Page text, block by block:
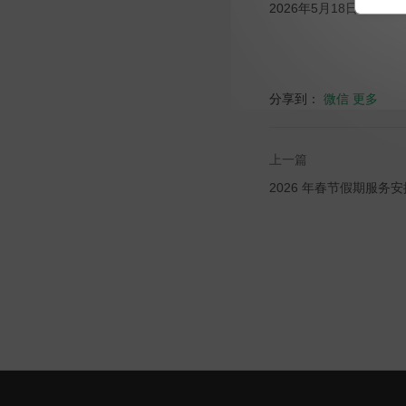
2026年5月18日
分享到： 微信 更多
上一篇
2026 年春节假期服务